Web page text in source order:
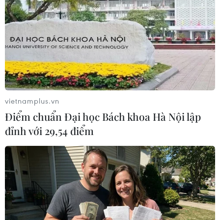
#hỗ trợ tài chính
#hỗ trợ nông dân
#Athens
Hy Lạp
Theo dõi VietnamPlus
TIN LIÊN QUAN
vietnamplus.vn
Điểm chuẩn Đại học Bách khoa Hà Nội lập
đỉnh với 29,54 điểm